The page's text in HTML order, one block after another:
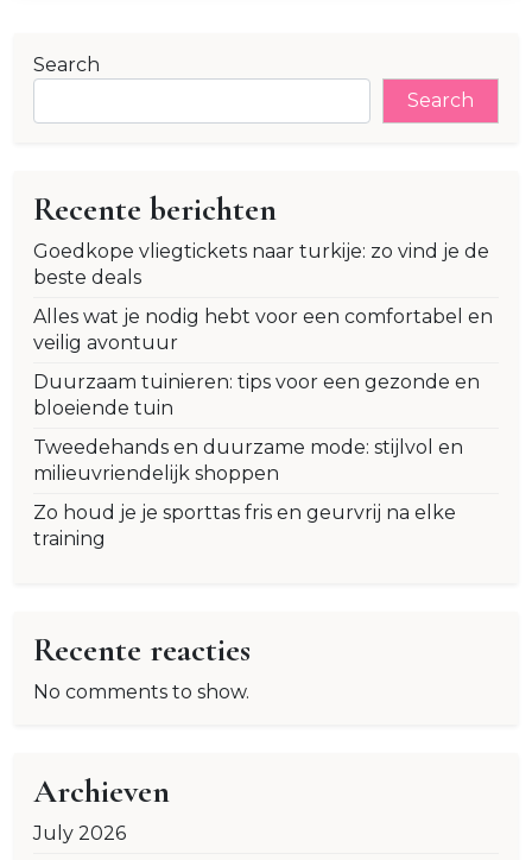
Search
Search
Recente berichten
Goedkope vliegtickets naar turkije: zo vind je de
beste deals
Alles wat je nodig hebt voor een comfortabel en
veilig avontuur
Duurzaam tuinieren: tips voor een gezonde en
bloeiende tuin
Tweedehands en duurzame mode: stijlvol en
milieuvriendelijk shoppen
Zo houd je je sporttas fris en geurvrij na elke
training
Recente reacties
No comments to show.
Archieven
July 2026